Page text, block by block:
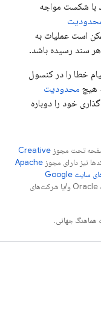
با شکست مواجه
است عملیات به
سند رسیده باشد.
خطا را در کنسول
هیچ محدودیت
خود را دوباره
صفحه تحت مجوز Creative
نیز دارای مجوز Apache
خطمشی‌های سایت Google
مراجعه کنید. جاوا علامت تجاری ثبت‌شده Oracle و/یا شرکت‌های